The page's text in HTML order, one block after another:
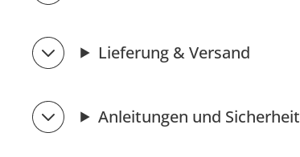
Lieferung & Versand
Anleitungen und Sicherheit